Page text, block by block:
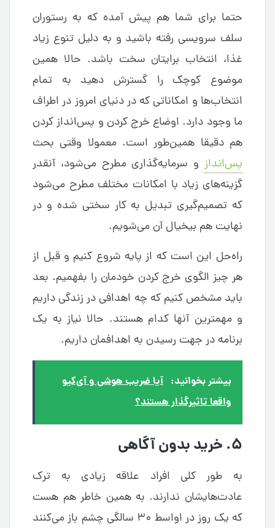
حتما برای شما هم پیش آمده که به رستوران
سلف سرویسی رفته باشید و به دلیل تنوع زیاد
غذا، انتخاب برایتان سخت باشد. حالا همین
موضوع کوچک را گسترش دهید به تمام
انتخاب‌ها و امکاناتی که در دنیای امروز در اطراف
ما وجود دارد. اوضاع خرج کردن و پس‌انداز کردن
هم دقیقا همین‌طور است. معمولا وقتی بحث
پس‌انداز و سرمایه‌گذاری مطرح می‌شود، آنقدر
گزینه‌های زیاد با امکانات مختلف مطرح می‌شود
که تصمیم‌گیری تبدیل به کار سختی شده و در
نهایت هم بیخیال آن می‌شویم.
راه‌حل این است که از پایه شروع کنیم و قبل از
هر چیز الگوی خرج کردن خودمان را بفهمیم. بعد
باید مشخص کنیم که چه اهدافی در زندگی داریم
و مهمترین آنها کدام هستند. حالا نیاز به یک
برنامه در جهت رسیدن به اهدافمان داریم.
بیشتر بخوانید: آیا ضریب هوشی و آی‌کیو
واقعا تاثیرگذار هستند؟
۵. خرید بدون آگاهی
به طور کلی افراد علاقه زیادی به ترک
عادت‌هایشان ندارند. به همین خاطر هم هست
که یک روز در اواسط ۳۰ سالگی چشم باز می‌کنند